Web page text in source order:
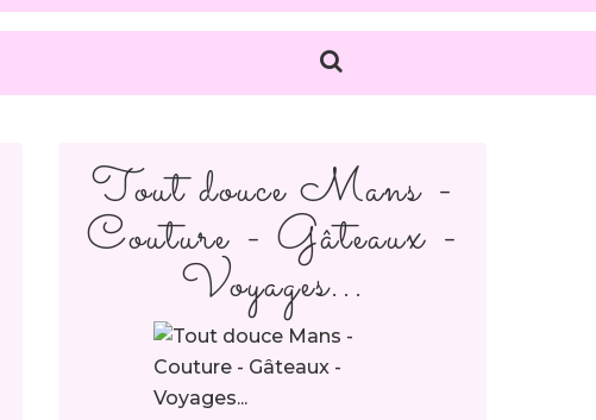
Tout douce Mans -
Couture - Gâteaux -
Voyages...